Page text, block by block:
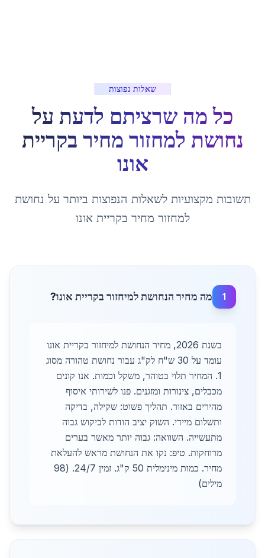
שאלות נפוצות
כל מה שרציתם לדעת על
נחושת למחזור מחיר בקריית
אונו
תשובות מקצועיות לשאלות הנפוצות ביותר על נחושת
למחזור מחיר בקריית אונו
1 מה מחיר הנחושת למיחזור בקריית אונו?
בשנת 2026, מחיר הנחושת למיחזור בקריית אונו
עומד על 30 ש"ח לק"ג עבור נחושת טהורה מסוג
1. המחיר תלוי בטוהר, משקל וכמות. אנו קונים
מכבלים, צינורות ומזגנים. פנו לשירותי איסוף
מהירים באזור. תהליך פשוט: שקילה, בדיקה
ותשלום מיידי. השוק יציב הודות לביקוש גבוה
מתעשייה. השוואה: גבוה יותר מאשר בערים
מרוחקות. טיפ: נקו את הנחושת מראש להעלאת
מחיר. כמות מינימלית 50 ק"ג. זמין 24/7. (98
מילים)